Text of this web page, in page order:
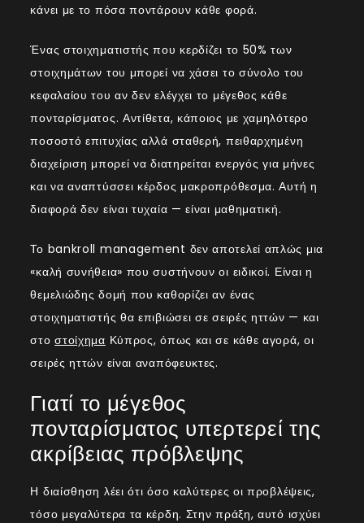
κάνει με το πόσα ποντάρουν κάθε φορά.
Ένας στοιχηματιστής που κερδίζει το 50% των
στοιχημάτων του μπορεί να χάσει το σύνολο του
κεφαλαίου του αν δεν ελέγχει το μέγεθος κάθε
πονταρίσματος. Αντίθετα, κάποιος με χαμηλότερο
ποσοστό επιτυχίας αλλά σταθερή, πειθαρχημένη
διαχείριση μπορεί να διατηρείται ενεργός για μήνες
και να αναπτύσσει κέρδος μακροπρόθεσμα. Αυτή η
διαφορά δεν είναι τυχαία — είναι μαθηματική.
Το bankroll management δεν αποτελεί απλώς μια
«καλή συνήθεια» που συστήνουν οι ειδικοί. Είναι η
θεμελιώδης δομή που καθορίζει αν ένας
στοιχηματιστής θα επιβιώσει σε σειρές ηττών — και
στοστοίχημα Κύπρος, όπως και σε κάθε αγορά, οι
σειρές ηττών είναι αναπόφευκτες.
Γιατί το μέγεθος
πονταρίσματος υπερτερεί της
ακρίβειας πρόβλεψης
Η διαίσθηση λέει ότι όσο καλύτερες οι προβλέψεις,
τόσο μεγαλύτερα τα κέρδη. Στην πράξη, αυτό ισχύει